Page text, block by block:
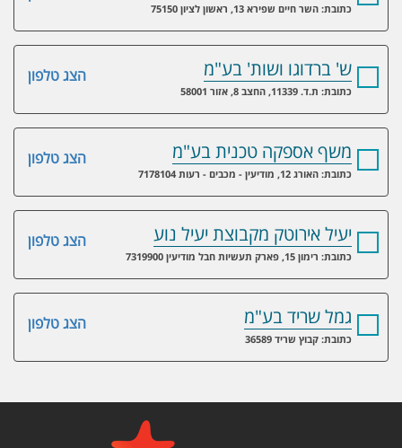
כתובת: השר חיים שפירא 13, ראשון לציון 75150
הצג טלפון ש' ברדוגו ושות' בע"מ
כתובת: ת.ד. 11339, החצב 8, אזור 58001
הצג טלפון משף אספקה טכנית בע"מ
כתובת: האורג 12, מודיעין - מכבים - רעות 7178104
הצג טלפון יעיל אירוטק מקבוצת יעיל נוע
כתובת: רימון 15, פארק תעשיות חבל מודיעין 7319900
הצג טלפון גמל שריד בע"מ
כתובת: קבוץ שריד 36589